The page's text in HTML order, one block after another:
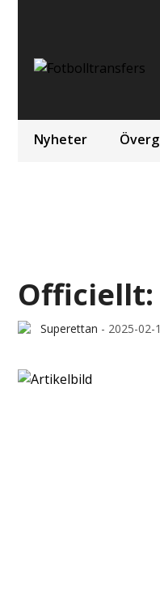
Nyheter
Officiellt:
Superettan - 2025-02-